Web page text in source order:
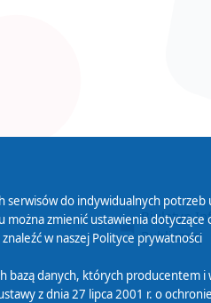
Biuletyn
Publicznej
serwisów do indywidualnych
zmienić ustawienia dotyczące
w naszej Polityce prywatności
bazą danych, których producentem i
z dnia 27 lipca 2001 r. o